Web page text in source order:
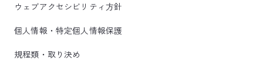
ウェブアクセシビリティ方針
個人情報・特定個人情報保護
規程類・取り決め